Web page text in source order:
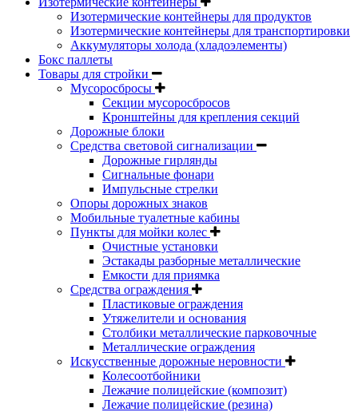
Изотермические контейнеры для продуктов
Изотермические контейнеры для транспортировки
Аккумуляторы холода (хладоэлементы)
Бокс паллеты
Товары для стройки
Мусоросбросы
Секции мусоросбросов
Кронштейны для крепления секций
Дорожные блоки
Средства световой сигнализации
Дорожные гирлянды
Сигнальные фонари
Импульсные стрелки
Опоры дорожных знаков
Мобильные туалетные кабины
Пункты для мойки колес
Очистные установки
Эстакады разборные металлические
Емкости для приямка
Средства ограждения
Пластиковые ограждения
Утяжелители и основания
Столбики металлические парковочные
Металлические ограждения
Искусственные дорожные неровности
Колесоотбойники
Лежачие полицейские (композит)
Лежачие полицейские (резина)